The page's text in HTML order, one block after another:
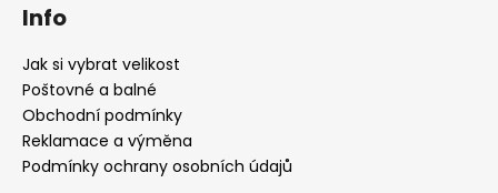
Info
Jak si vybrat velikost
Poštovné a balné
Obchodní podmínky
Reklamace a výměna
Podmínky ochrany osobních údajů